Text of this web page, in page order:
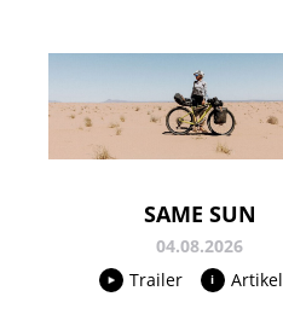
SAME SUN
04.08.2026
Trailer
Artikel